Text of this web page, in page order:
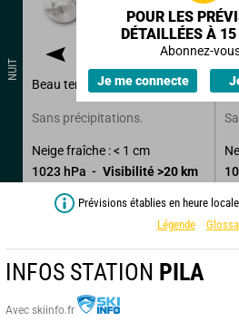
NUIT
Ressentie 8 °
km/h
Beau temps peu nuageux.
Sans précipitations.
Neige fraîche : < 1 cm
1023hPa Visibilité>20km
POUR LES
DÉTAILLÉES À
Abonnez-
Je me connecte
Prévisions établies en heure
Légende
INFOS STATION PILA
Avec skiinfo.fr